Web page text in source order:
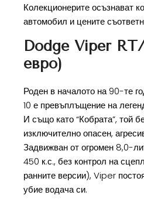
Колекционерите осъзнават
автомобил и цените
Dodge Viper
евро)
Роден в началото на 90-те
10 е превъплъщение на
И също като “Кобрата”, той
изключително опасен,
Задвижван от огромен 8,0-
450 к.с., без контрол на
ранните версии), Viper
убие водача си.